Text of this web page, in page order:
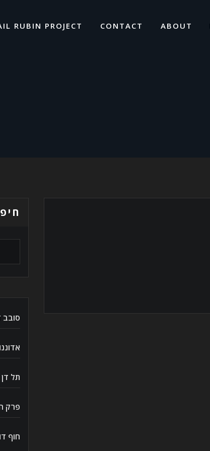
ABOUT
CONTACT
RUBIN PROJECT
סובב
תל דן –
פרק
חוף